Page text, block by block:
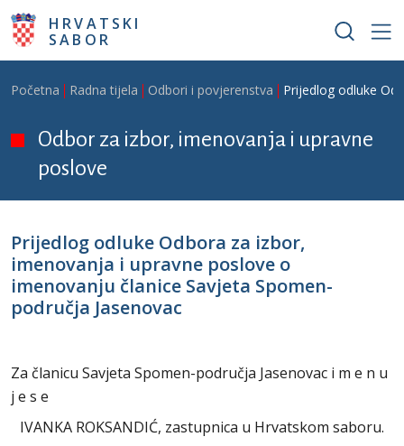
Skoči na glavni sadržaj
HRVATSKI
SABOR
Breadcrumb
Početna Radna tijela Odbori i povjerenstva Prijedlog odluke
Odbor za izbor, imenovanja i upravne
poslove
Prijedlog odluke Odbora za izbor,
imenovanja i upravne poslove o
imenovanju članice Savjeta Spomen-
područja Jasenovac
Za članicu Savjeta Spomen-područja Jasenovac i m e n u
j e s e
IVANKA ROKSANDIĆ, zastupnica u Hrvatskom saboru.